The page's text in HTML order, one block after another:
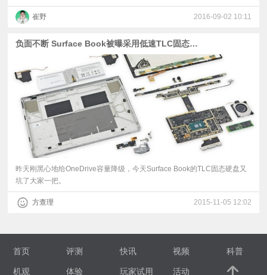
崔野 2016-09-02 10:11
负面不断 Surface Book被曝采用低速TLC固态硬盘
昨天刚黑心地给OneDrive容量降级，今天Surface Book的TLC固态硬盘又
坑了大家一把。
方查理 2015-11-05 12:02
首页 评测 快讯 视频 科普
机观 体验 玩家试用 活动